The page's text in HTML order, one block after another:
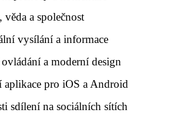
věda a společnost
vysílání a informace
ovládání a moderní design
pro iOS a Android
sdílení na sociálních sítích